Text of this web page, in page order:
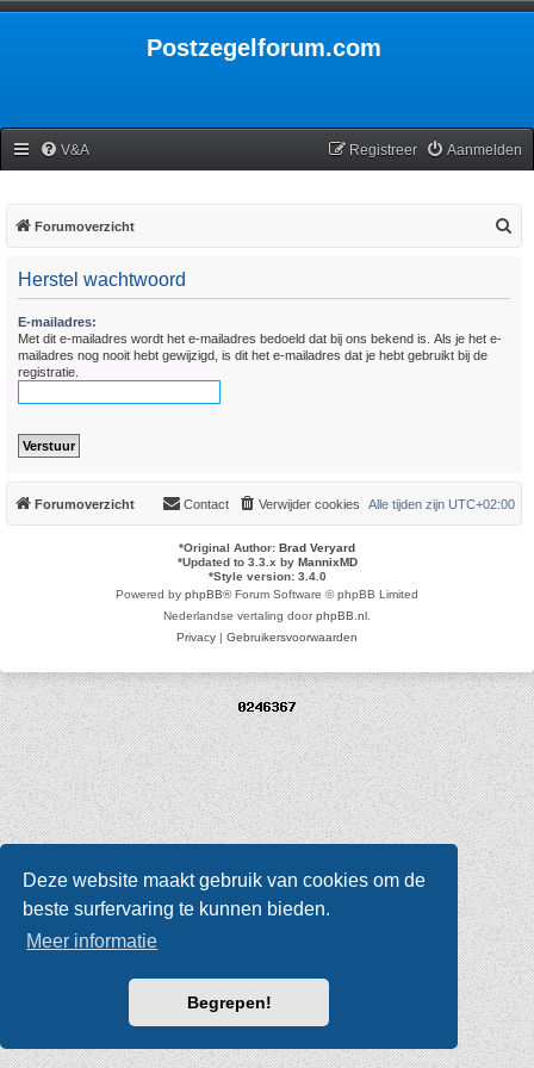
Deze website maakt gebruik van cookies om de
beste surfervaring te kunnen bieden.
Meer informatie
Begrepen!
Postzegelforum.com
V&A Aanmelden
Registreer
Forumoverzicht
Herstel wachtwoord
E-mailadres:
Met dit e-mailadres wordt het e-mailadres bedoeld dat bij ons bekend is. Als je het e-
mailadres nog nooit hebt gewijzigd, is dit het e-mailadres dat je hebt gebruikt bij de
registratie.
Forumoverzicht Alle tijden zijn UTC+02:00
Verwijder cookies
Contact
*Original Author: Brad Veryard
*Updated to 3.3.x by MannixMD
*Style version: 3.4.0
Powered by phpBB® Forum Software © phpBB Limited
Nederlandse vertaling doorphpBB.nl
Privacy | Gebruikersvoorwaarden